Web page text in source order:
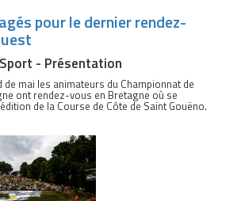
pour le dernier rendez-
- Présentation
de mai les animateurs du Championnat de
ont rendez-vous en Bretagne où se
de la Course de Côte de Saint Gouëno.